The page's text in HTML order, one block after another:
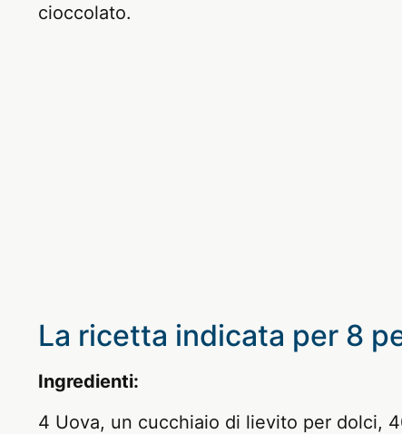
cioccolato.
La ricetta indicata per 8
Ingredienti:
4 Uova, un cucchiaio di lievito per dolci,